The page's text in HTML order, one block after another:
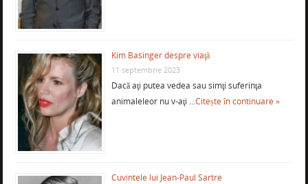
Kim Basinger despre viaţă
11 septembrie 2023
Dacă aţi putea vedea sau simţi suferinţa
animaleleor nu v-aţi …Citește în continuare »
Cuvintele lui Jean-Paul Sartre